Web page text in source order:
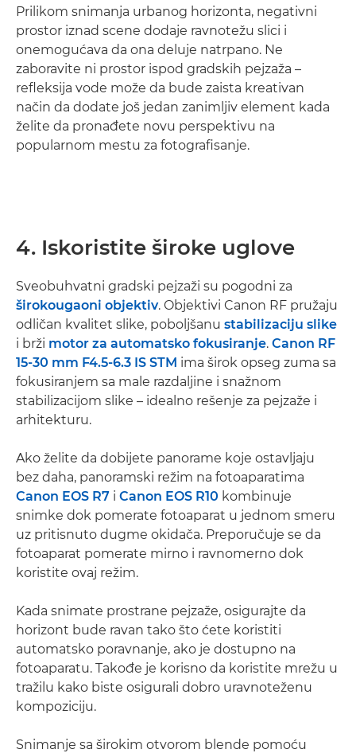
Prilikom snimanja urbanog horizonta, negativni
prostor iznad scene dodaje ravnotežu slici i
onemogućava da ona deluje natrpano. Ne
zaboravite ni prostor ispod gradskih pejzaža –
refleksija vode može da bude zaista kreativan
način da dodate još jedan zanimljiv element kada
želite da pronađete novu perspektivu na
popularnom mestu za fotografisanje.
4. Iskoristite široke uglove
Sveobuhvatni gradski pejzaži su pogodni za
širokougaoni objektiv. Objektivi Canon RF pružaju
odličan kvalitet slike, poboljšanu stabilizaciju slike
i brži motor za automatsko fokusiranje. Canon RF
15-30 mm F4.5-6.3 IS STM ima širok opseg zuma sa
fokusiranjem sa male razdaljine i snažnom
stabilizacijom slike – idealno rešenje za pejzaže i
arhitekturu.
Ako želite da dobijete panorame koje ostavljaju
bez daha, panoramski režim na fotoaparatima
Canon EOS R7 i Canon EOS R10 kombinuje
snimke dok pomerate fotoaparat u jednom smeru
uz pritisnuto dugme okidača. Preporučuje se da
fotoaparat pomerate mirno i ravnomerno dok
koristite ovaj režim.
Kada snimate prostrane pejzaže, osigurajte da
horizont bude ravan tako što ćete koristiti
automatsko poravnanje, ako je dostupno na
fotoaparatu. Takođe je korisno da koristite mrežu u
tražilu kako biste osigurali dobro uravnoteženu
kompoziciju.
Snimanje sa širokim otvorom blende pomoću